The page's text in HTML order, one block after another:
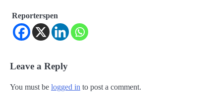
Reporterspen
Leave a Reply
You must be logged in to post a comment.